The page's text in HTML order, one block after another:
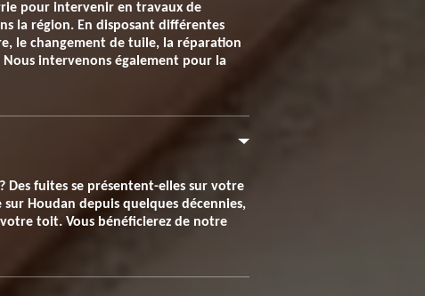
pour intervenir en travaux de
la région. En disposant différentes
le changement de tuile, la réparation
intervenons également pour la
fuites se présentent-elles sur votre
Houdan depuis quelques décennies,
toit. Vous bénéficierez de notre